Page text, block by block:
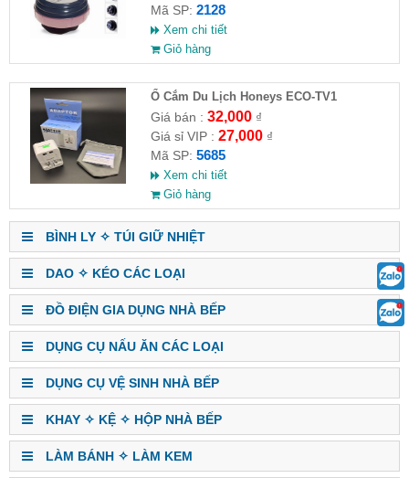
Mã SP: 2128
Xem chi tiết
Giỏ hàng
Ổ Cắm Du Lịch Honeys ECO-TV1
Giá bán : 32,000₫
Giá sỉ VIP : 27,000₫
Mã SP: 5685
Xem chi tiết
Giỏ hàng
BÌNH LY ✧ TÚI GIỮ NHIỆT
DAO ✧ KÉO CÁC LOẠI
ĐỒ ĐIỆN GIA DỤNG NHÀ BẾP
DỤNG CỤ NẤU ĂN CÁC LOẠI
DỤNG CỤ VỆ SINH NHÀ BẾP
KHAY ✧ KỆ ✧ HỘP NHÀ BẾP
LÀM BÁNH ✧ LÀM KEM